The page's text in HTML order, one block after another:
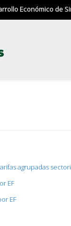
Económico de
agrupadas
EF
EF